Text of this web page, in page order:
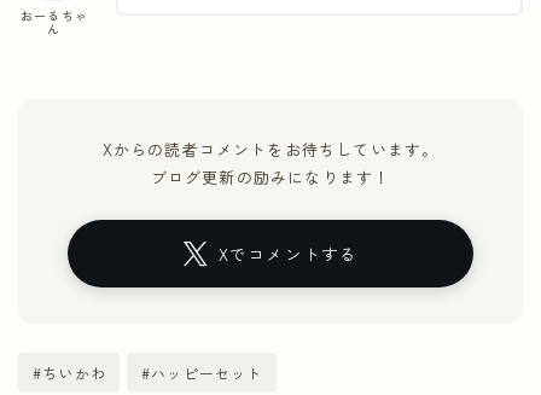
おーるちゃ
ん
Xからの読者コメントをお待ちしています。
ブログ更新の励みになります！
Xでコメントする
#ちいかわ #ハッピーセット